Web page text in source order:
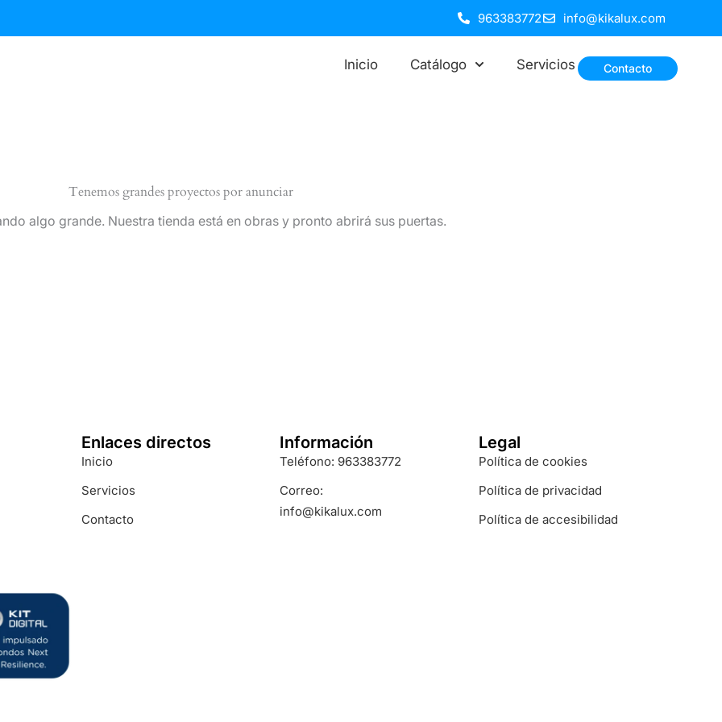
963383772 info@kikalux.com
Inicio Catálogo Servicios Contacto
Tenemos grandes proyectos por anunciar
algo grande. Nuestra tienda está en obras y pronto abrirá sus puertas.
Enlaces directos
Inicio
Servicios
Contacto
Información
Teléfono: 963383772
Correo:
info@kikalux.com
Legal
Política de cookies
Política de privacidad
Política de accesibilidad